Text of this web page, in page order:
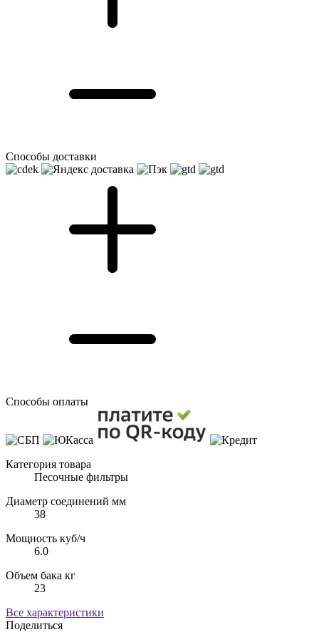
Способы доставки
Способы оплаты
Категория товара
Песочные фильтры
Диаметр соединений мм
38
Мощность куб/ч
6.0
Объем бака кг
23
Все характеристики
Поделиться